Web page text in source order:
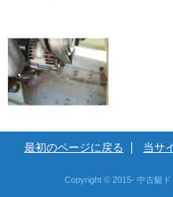
最初のページに戻る 当サ
Copyright © 2015- 中古艇